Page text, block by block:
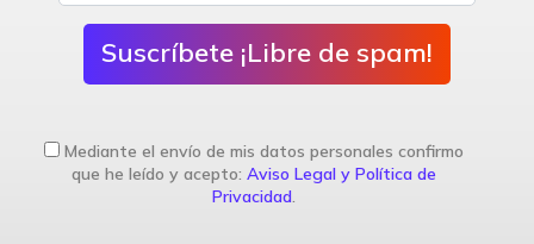
Suscríbete ¡Libre de spam!
Mediante el envío de mis datos personales confirmo
que he leído y acepto: Aviso Legal y Política de
Privacidad.